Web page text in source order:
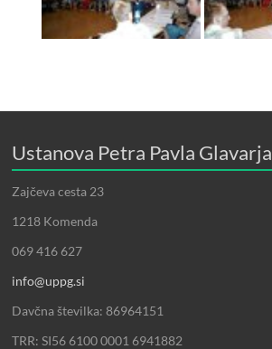
Ustanova Petra Pavla Glavarja
Zajčeva cesta 23
1218 Komenda
069 416 627
info@uppg.si
Davčna številka: 86964151
TRR: SI56 6100 0001 6941882